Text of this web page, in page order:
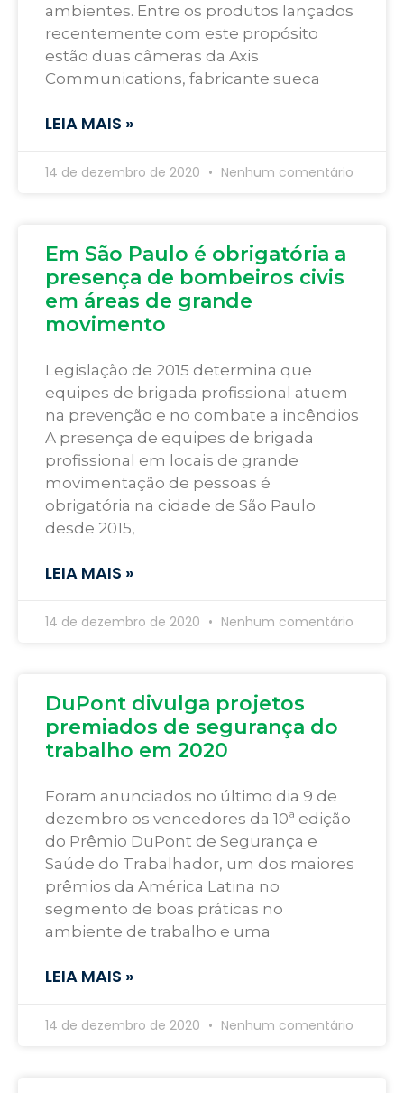
ambientes. Entre os produtos lançados
recentemente com este propósito
estão duas câmeras da Axis
Communications, fabricante sueca
LEIA MAIS »
14 de dezembro de 2020 Nenhum comentário
Em São Paulo é obrigatória a
presença de bombeiros civis
em áreas de grande
movimento
Legislação de 2015 determina que
equipes de brigada profissional atuem
na prevenção e no combate a incêndios
A presença de equipes de brigada
profissional em locais de grande
movimentação de pessoas é
obrigatória na cidade de São Paulo
desde 2015,
LEIA MAIS »
14 de dezembro de 2020 Nenhum comentário
DuPont divulga projetos
premiados de segurança do
trabalho em 2020
Foram anunciados no último dia 9 de
dezembro os vencedores da 10ª edição
do Prêmio DuPont de Segurança e
Saúde do Trabalhador, um dos maiores
prêmios da América Latina no
segmento de boas práticas no
ambiente de trabalho e uma
LEIA MAIS »
14 de dezembro de 2020 Nenhum comentário